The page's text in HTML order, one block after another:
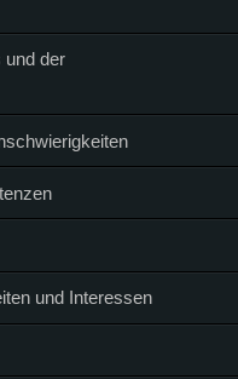
und der
und Interessen